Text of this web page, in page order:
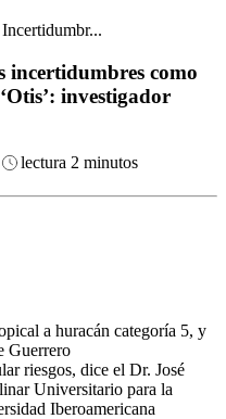
incertidumbres como
investigador
lectura 2 minutos
a huracán categoría 5, y
Guerrero
riesgos, dice el Dr. José
Universitario para la
Iberoamericana